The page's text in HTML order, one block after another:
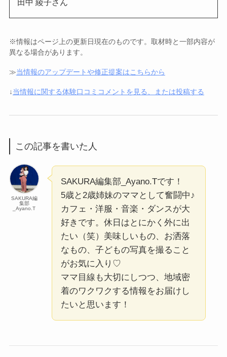
田中 綾子さん
※情報はページ上の更新日現在のものです。取材時と一部内容が
異なる場合があります。
≫当情報のアップデートや修正提案はこちらから
↓当情報に関する体験口コミコメントを見る、または投稿する
この記事を書いた人
SAKURA編
集部
_Ayano.T
SAKURA編集部_Ayano.Tです！
5歳と2歳姉妹のママとして奮闘中♪
カフェ・洋服・音楽・ダンスが大
好きです。休日はとにかく外に出
たい（笑）美味しいもの、お洒落
なもの、子どもの写真を撮ること
がお気に入り♡
ママ目線も大切にしつつ、地域密
着のワクワクする情報をお届けし
たいと思います！